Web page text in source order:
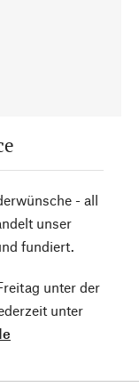
- all
unser
fundiert.
unter der
unter